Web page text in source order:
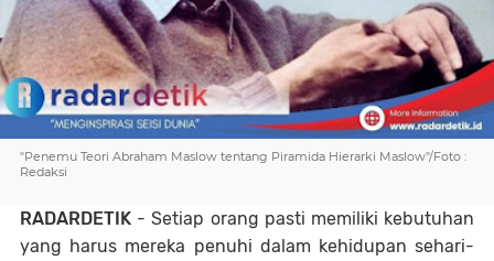
"Penemu Teori Abraham Maslow tentang Piramida Hierarki Maslow"/Foto :
Redaksi
RADARDETIK - Setiap orang pasti memiliki kebutuhan
yang harus mereka penuhi dalam kehidupan sehari-